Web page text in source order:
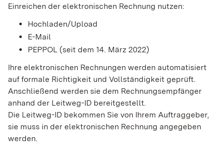
Einreichen der elektronischen Rechnung nutzen:
Hochladen/Upload
E-Mail
PEPPOL (seit dem 14. März 2022)
Ihre elektronischen Rechnungen werden automatisiert
auf formale Richtigkeit und Vollständigkeit geprüft.
Anschließend werden sie dem Rechnungsempfänger
anhand der Leitweg-ID bereitgestellt.
Die Leitweg-ID bekommen Sie von Ihrem Auftraggeber,
sie muss in der elektronischen Rechnung angegeben
werden.